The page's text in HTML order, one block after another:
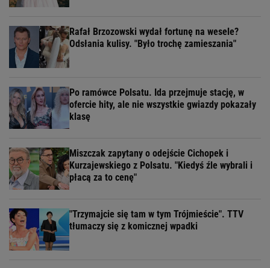
Rafał Brzozowski wydał fortunę na wesele?
Odsłania kulisy. "Było trochę zamieszania"
Po ramówce Polsatu. Ida przejmuje stację, w
ofercie hity, ale nie wszystkie gwiazdy pokazały
klasę
Miszczak zapytany o odejście Cichopek i
Kurzajewskiego z Polsatu. "Kiedyś źle wybrali i
płacą za to cenę"
"Trzymajcie się tam w tym Trójmieście". TTV
tłumaczy się z komicznej wpadki